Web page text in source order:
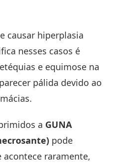
causar hiperplasia
nesses casos é
e equimose na
pálida devido ao
a GUNA
pode
acontece raramente,